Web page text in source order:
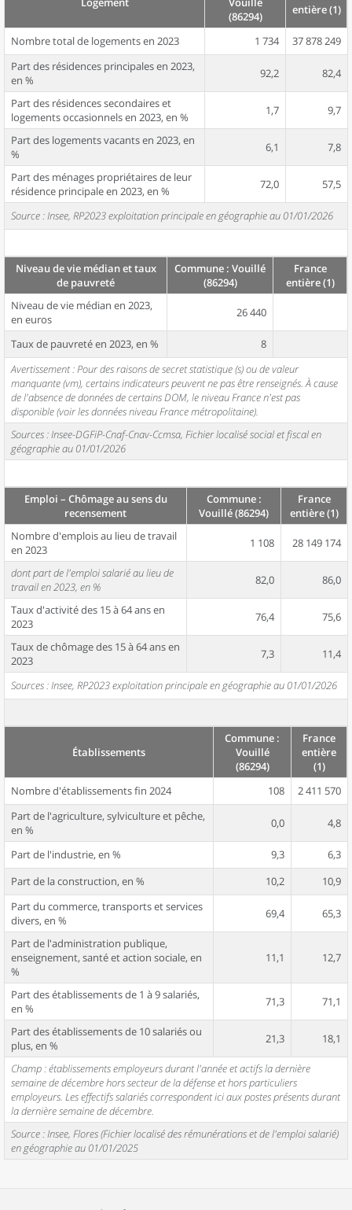
(86294)
entière (1)
Nombre total de logements en 2023 1 734
37 878 249
Part des résidences principales en 2023,
en %
92,2 82,4
Part des résidences secondaires et
logements occasionnels en 2023, en %
1,7 9,7
Part des logements vacants en 2023, en
%
6,1 7,8
Part des ménages propriétaires de leur
résidence principale en 2023, en %
72,0 57,5
Source : Insee, RP2023 exploitation principale en géographie au 01/01/2026
Niveau de vie médian et taux
de pauvreté
Commune : Vouillé
(86294)
France
entière (1)
Niveau de vie médian en 2023,
en euros
26 440
Taux de pauvreté en 2023, en %
8
Avertissement : Pour des raisons de secret statistique (s) ou de valeur
manquante (vm), certains indicateurs peuvent ne pas être renseignés. À cause
de l'absence de données de certains DOM, le niveau France n'est pas
disponible (voir les données niveau France métropolitaine).
Sources : Insee-DGFiP-Cnaf-Cnav-Ccmsa, Fichier localisé social et fiscal en
géographie au 01/01/2026
Emploi – Chômage au sens du
recensement
Commune :
Vouillé (86294)
France
entière (1)
Nombre d'emplois au lieu de travail
en 2023
1 108 28 149 174
dont part de l'emploi salarié au lieu de
travail en 2023, en %
82,0 86,0
Taux d'activité des 15 à 64 ans en
2023
76,4 75,6
Taux de chômage des 15 à 64 ans en
2023
7,3 11,4
Sources : Insee, RP2023 exploitation principale en géographie au 01/01/2026
Établissements
Commune :
Vouillé
(86294)
France
entière
(1)
Nombre d'établissements fin 2024
108
2 411 570
Part de l'agriculture, sylviculture et pêche,
en %
0,0 4,8
Part de l'industrie, en % 9,3
6,3
Part de la construction, en %
10,2
10,9
Part du commerce, transports et services
divers, en %
69,4 65,3
Part de l'administration publique,
enseignement, santé et action sociale, en
%
11,1 12,7
Part des établissements de 1 à 9 salariés,
en %
71,3 71,1
Part des établissements de 10 salariés ou
plus, en %
21,3 18,1
Champ : établissements employeurs durant l'année et actifs la dernière
semaine de décembre hors secteur de la défense et hors particuliers
employeurs. Les effectifs salariés correspondent ici aux postes présents durant
la dernière semaine de décembre.
Source : Insee, Flores (Fichier localisé des rémunérations et de l'emploi salarié)
en géographie au 01/01/2025